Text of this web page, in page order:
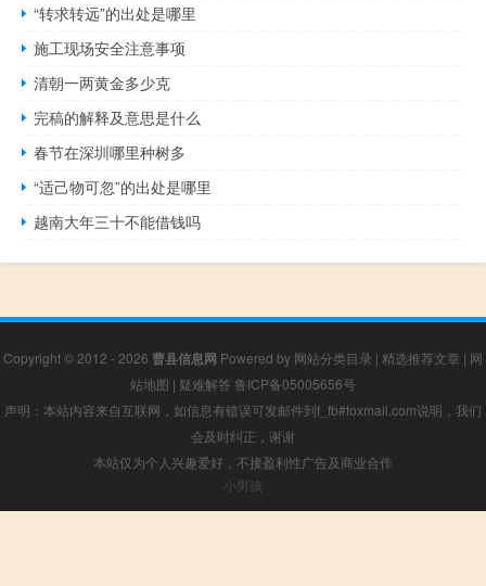
“转求转远”的出处是哪里
施工现场安全注意事项
清朝一两黄金多少克
完稿的解释及意思是什么
春节在深圳哪里种树多
“适己物可忽”的出处是哪里
越南大年三十不能借钱吗
Copyright © 2012 - 2026 曹县信息网 Powered by 网站分类目录 | 精选推荐文章 | 网
站地图 | 疑难解答 鲁ICP备05005656号
声明：本站内容来自互联网，如信息有错误可发邮件到f_fb#foxmail.com说明，我们
会及时纠正，谢谢
本站仅为个人兴趣爱好，不接盈利性广告及商业合作
小男孩